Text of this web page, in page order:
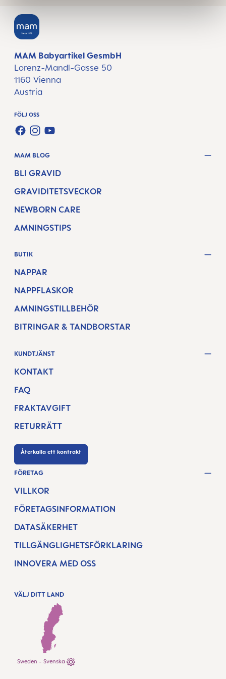
MAM Babyartikel GesmbH
Lorenz-Mandl-Gasse 50
1160 Vienna
Austria
FÖLJ OSS
FACEBOOK
INSTAGRAM
YOUTUBE
MAM BLOG
BLI GRAVID
GRAVIDITETSVECKOR
NEWBORN CARE
AMNINGSTIPS
BUTIK
NAPPAR
NAPPFLASKOR
AMNINGSTILLBEHÖR
BITRINGAR & TANDBORSTAR
KUNDTJÄNST
KONTAKT
FAQ
FRAKTAVGIFT
RETURRÄTT
Återkalla ett kontrakt
FÖRETAG
VILLKOR
FÖRETAGSINFORMATION
DATASÄKERHET
TILLGÄNGLIGHETSFÖRKLARING
INNOVERA MED OSS
VÄLJ DITT LAND
Sweden - Svenska